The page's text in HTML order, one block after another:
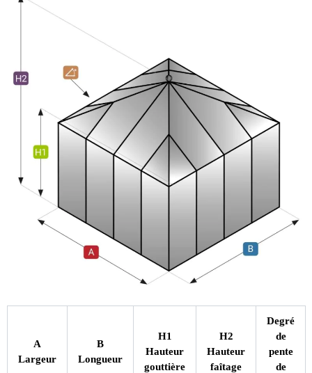
A
Largeur
B
Longueur
H1
Hauteur
gouttière
H2
Hauteur
faîtage
Degré
de
pente
de